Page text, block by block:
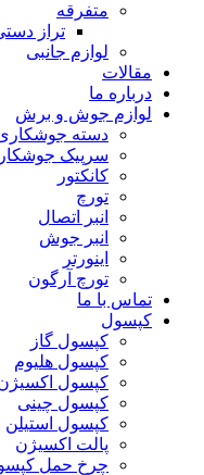
متفرقه
تراز
لوازم جانبی
مقالات
درباره ما
لوازم جوش و برش
دسته
سرپیک
کانکتور
تورچ
انبر اتصال
انبر جوش
اینورتر
تورچ آرگون
تماس با ما
کپسول
کپسول گاز
کپسول هلیوم
کپسول
کپسول چینی
کپسول استیلن
پالت اکسیژن
چرخ حمل